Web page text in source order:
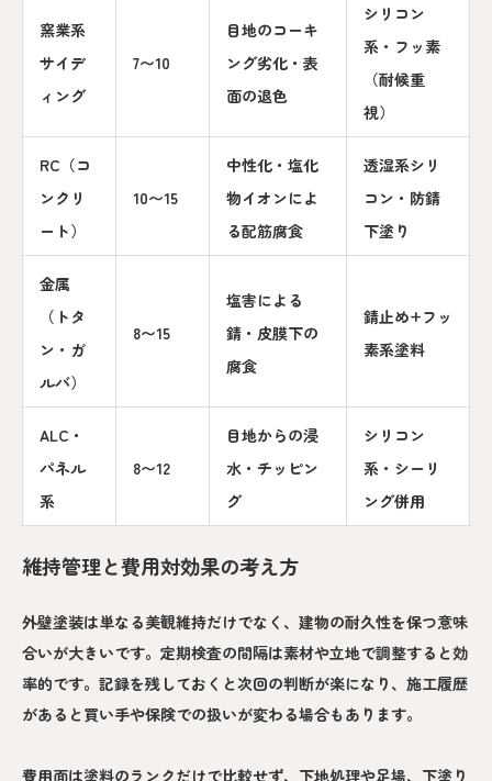
窯業系
サイデ
ィング
7〜10
目地のコーキ
ング劣化・表
面の退色
シリコン
系・フッ素
（耐候重
視）
RC（コ
ンクリ
ート）
10〜15
中性化・塩化
物イオンによ
る配筋腐食
透湿系シリ
コン・防錆
下塗り
金属
（トタ
ン・ガ
ルバ）
8〜15
塩害による
錆・皮膜下の
腐食
錆止め+フッ
素系塗料
ALC・
パネル
系
8〜12
目地からの浸
水・チッピン
グ
シリコン
系・シーリ
ング併用
維持管理と費用対効果の考え方
外壁塗装は単なる美観維持だけでなく、建物の耐久性を保つ意味
合いが大きいです。定期検査の間隔は素材や立地で調整すると効
率的です。記録を残しておくと次回の判断が楽になり、施工履歴
があると買い手や保険での扱いが変わる場合もあります。
費用面は塗料のランクだけで比較せず、下地処理や足場、下塗り